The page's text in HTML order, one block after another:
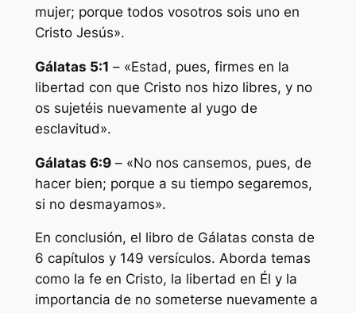
mujer; porque todos vosotros sois uno en
Cristo Jesús».
Gálatas 5:1 – «Estad, pues, firmes en la
libertad con que Cristo nos hizo libres, y no
os sujetéis nuevamente al yugo de
esclavitud».
Gálatas 6:9– «No nos cansemos, pues, de
hacer bien; porque a su tiempo segaremos,
si no desmayamos».
En conclusión, el libro de Gálatas consta de
6 capítulos y 149 versículos. Aborda temas
como la fe en Cristo, la libertad en Él y la
importancia de no someterse nuevamente a